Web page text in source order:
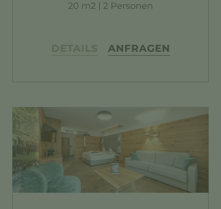
20 m2 | 2 Personen
DETAILS ANFRAGEN